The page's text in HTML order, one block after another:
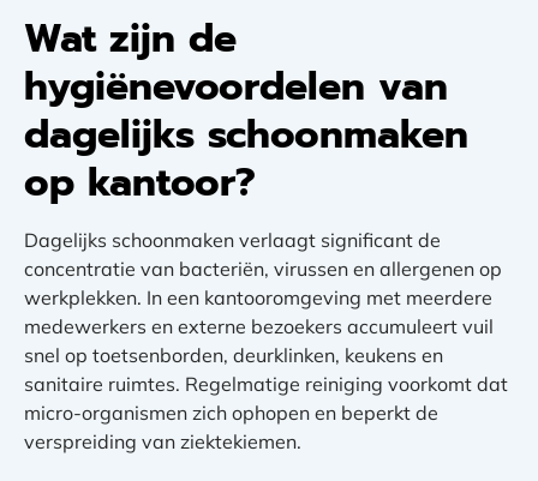
Wat zijn de
hygiënevoordelen van
dagelijks schoonmaken
op kantoor?
Dagelijks schoonmaken verlaagt significant de
concentratie van bacteriën, virussen en allergenen op
werkplekken. In een kantooromgeving met meerdere
medewerkers en externe bezoekers accumuleert vuil
snel op toetsenborden, deurklinken, keukens en
sanitaire ruimtes. Regelmatige reiniging voorkomt dat
micro-organismen zich ophopen en beperkt de
verspreiding van ziektekiemen.